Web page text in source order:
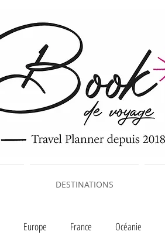
DESTINATIONS
Europe France Océanie